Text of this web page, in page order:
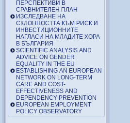
ПЕРСПЕКТИВИ В
СРАВНИТЕЛЕН ПЛАН
ИЗСЛЕДВАНЕ НА
СКЛОННОСТТА КЪМ РИСК И
ИНВЕСТИЦИОННИТЕ
НАГЛАСИ НА МЛАДИТЕ ХОРА
В БЪЛГАРИЯ
SCIENTIFIC ANALYSIS AND
ADVICE ON GENDER
EQUALITY IN THE EU
ESTABLISHING AN EUROPEAN
NETWORK ON LONG-TERM
CARE AND COST-
EFFECTIVENESS AND
DEPENDENCY PREVENTION
EUROPEAN EMPLOYMENT
POLICY OBSERVATORY